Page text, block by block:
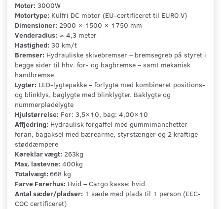
Motor: 3000W
Motortype: Kulfri DC motor (EU-certificeret til EURO V)
Dimensioner: 2900 × 1500 × 1750 mm
Venderadius: ≈ 4,3 meter
Hastighed: 30 km/t
Bremser: Hydrauliske skivebremser – bremsegreb på styret i
begge sider til hhv. for- og bagbremse – samt mekanisk
håndbremse
Lygter: LED-lygtepakke – forlygte med kombineret positions-
og blinklys, baglygte med blinklygter. Baklygte og
nummerpladelygte
Hjulstørrelse: For: 3,5×10, bag: 4,00×10
Affjedring: Hydraulisk forgaffel med gummimanchetter
foran, bagaksel med bærearme, styrstænger og 2 kraftige
støddæmpere
Køreklar vægt: 263kg
Max. lastevne: 400kg
Totalvægt: 668 kg
Farve Førerhus: Hvid – Cargo kasse: hvid
Antal sæder/pladser: 1 sæde med plads til 1 person (EEC-
COC certificeret)